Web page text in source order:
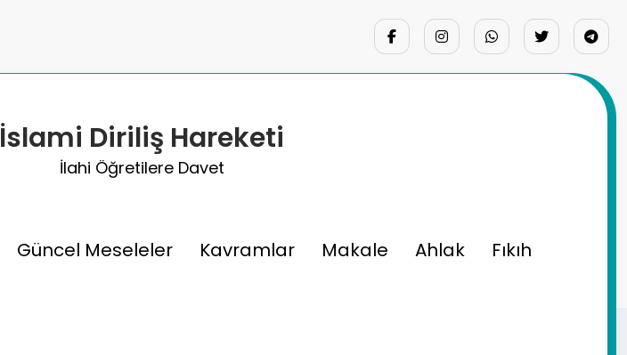
İslami Diriliş Hareketi
İlahi Öğretilere Davet
Güncel Meseleler Kavramlar Makale Ahlak Fıkıh